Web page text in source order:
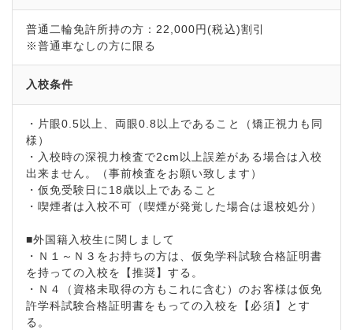
普通二輪免許所持の方：22,000円(税込)割引
※普通車なしの方に限る
入校条件
・片眼0.5以上、両眼0.8以上であること（矯正視力も同
様）
・入校時の深視力検査で2cm以上誤差がある場合は入校
出来ません。（事前検査をお願い致します）
・仮免受験日に18歳以上であること
・喫煙者は入校不可（喫煙が発覚した場合は退校処分）
■外国籍入校生に関しまして
・Ｎ１～Ｎ３をお持ちの方は、仮免学科試験合格証明書
を持っての入校を【推奨】する。
・Ｎ４（資格未取得の方もこれに含む）のお客様は仮免
許学科試験合格証明書をもっての入校を【必須】とす
る。